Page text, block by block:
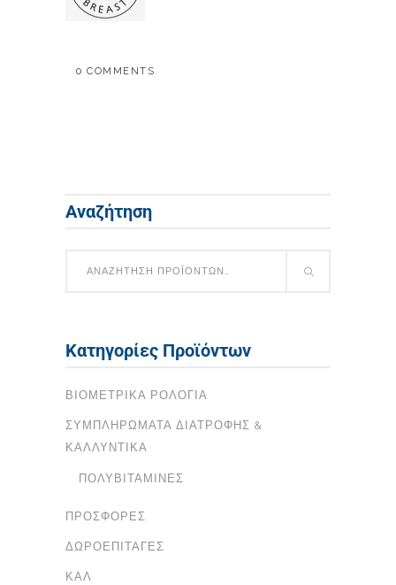
0 COMMENTS
Αναζήτηση
Κατηγορίες Προϊόντων
ΒΙΟΜΕΤΡΙΚΆ ΡΟΛΌΓΙΑ
ΣΥΜΠΛΗΡΏΜΑΤΑ ΔΙΑΤΡΟΦΉΣ &
ΚΑΛΛΥΝΤΙΚΆ
ΠΟΛΥΒΙΤΑΜΊΝΕΣ
ΠΡΟΣΦΟΡΈΣ
ΔΩΡΟΕΠΙΤΑΓΈΣ
ΚΑΛ